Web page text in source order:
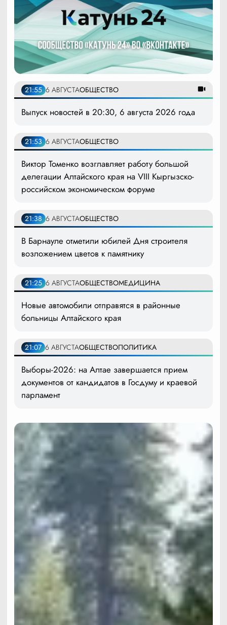
21:55 6 АВГУСТАОБЩЕСТВО
Выпуск новостей в 20:30, 6 августа 2026 года
21:53 6 АВГУСТАОБЩЕСТВО
Виктор Томенко возглавляет работу большой
делегации Алтайского края на VIII Кыргызско-
российском экономическом форуме
21:38 6 АВГУСТАОБЩЕСТВО
В Барнауле отметили юбилей Дня строителя
возложением цветов к памятнику
21:25 6 АВГУСТАОБЩЕСТВОМЕДИЦИНА
Новые автомобили отправятся в районные
больницы Алтайского края
21:07 6 АВГУСТАОБЩЕСТВОПОЛИТИКА
Выборы-2026: на Алтае завершается прием
документов от кандидатов в Госдуму и краевой
парламент